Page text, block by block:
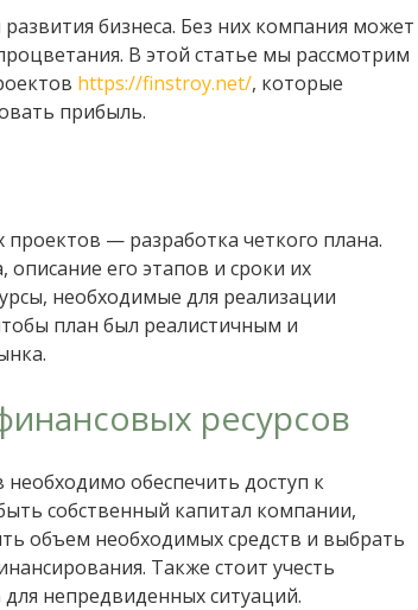
бизнеса. Без них компания может
В этой статье мы рассмотрим
https://finstroy.net/, которые
прибыль.
— разработка четкого плана.
его этапов и сроки их
необходимые для реализации
план был реалистичным и
ресурсов
обеспечить доступ к
собственный капитал компании,
объем необходимых средств и выбрать
Также стоит учесть
непредвиденных ситуаций.